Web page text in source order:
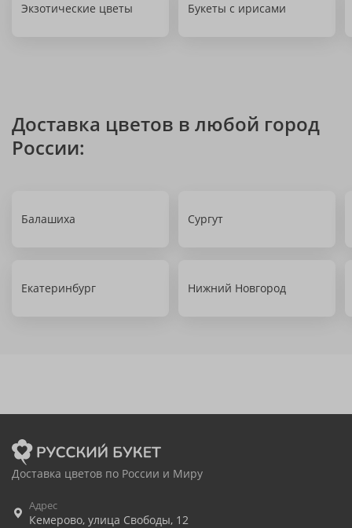
Экзотические цветы Букеты с ирисами
Доставка цветов в любой город
России:
Балашиха Сургут
Екатеринбург Нижний Новгород
Доставка цветов по России и Миру
Адрес
Кемерово, улица Свободы, 12